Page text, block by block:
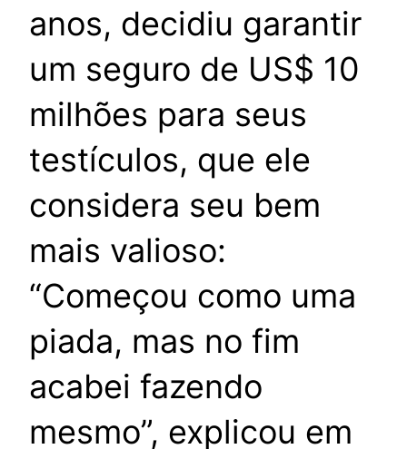
anos, decidiu garantir
um seguro de US$ 10
milhões para seus
testículos, que ele
considera seu bem
mais valioso:
“Começou como uma
piada, mas no fim
acabei fazendo
mesmo”, explicou em